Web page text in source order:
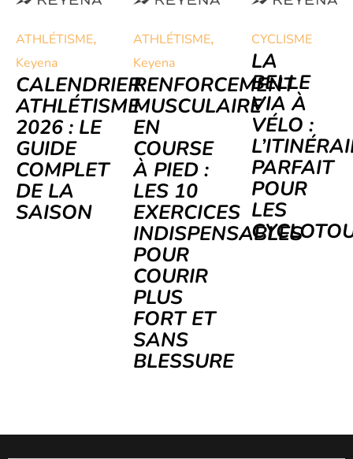
ATHLÉTISME,
Keyena
CALENDRIER
ATHLÉTISME
2026 : LE
GUIDE
COMPLET
DE LA
SAISON
ATHLÉTISME,
Keyena
RENFORCEMENT
MUSCULAIRE
EN
COURSE
À PIED :
LES 10
EXERCICES
INDISPENSABLES
POUR
COURIR
PLUS
FORT ET
SANS
BLESSURE
CYCLISME
LA
BELLE
VIA À
VÉLO :
PARFAIT
POUR
LES